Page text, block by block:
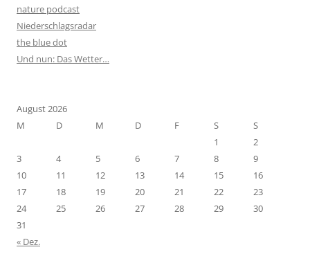
nature podcast
Niederschlagsradar
the blue dot
Und nun: Das Wetter…
August 2026
M
D M D F S
S
1
2
3
4 5 6 7 8
9
10
11 12 13 14 15
16
17
18 19 20 21 22
23
24
25 26 27 28 29
30
31
« Dez.